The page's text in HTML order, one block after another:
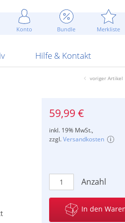
Konto Bundle Merkliste
Attrappen Blitzschnell...
Sommerpreise
ARS Pirotecnia
Hilfe & Kontakt
Kontaktformular
AGB
voriger Artikel
59,99 €
inkl. 19% MwSt.,
zzgl.Versandkosten
Anzahl
In den